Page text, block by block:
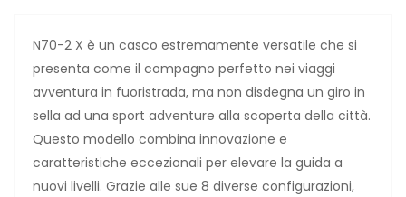
N70-2 X è un casco estremamente versatile che si
presenta come il compagno perfetto nei viaggi
avventura in fuoristrada, ma non disdegna un giro in
sella ad una sport adventure alla scoperta della città.
Questo modello combina innovazione e
caratteristiche eccezionali per elevare la guida a
nuovi livelli. Grazie alle sue 8 diverse configurazioni,